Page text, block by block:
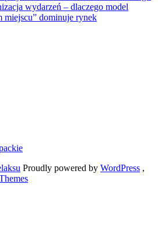
wydarzeń – dlaczego model
miejscu” dominuje rynek
Proudly powered by WordPress ,